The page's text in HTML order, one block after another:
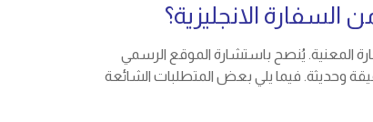
الانجليزية؟
المعنية. يُنصح باستشارة الموقع الرسمي
وحديثة. فيما يلي بعض المتطلبات الشائعة